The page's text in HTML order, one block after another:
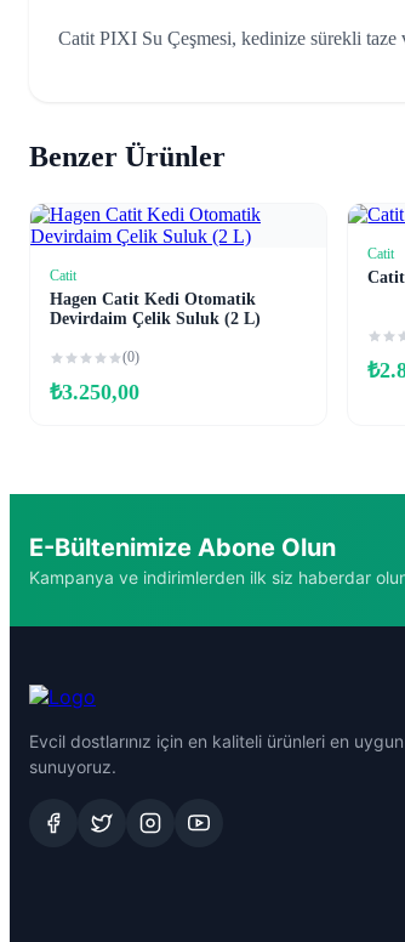
Catit PIXI Su Çeşmesi, kedinize sürekli taze
Benzer Ürünler
Catit
Hagen Catit Kedi Otomatik
Devirdaim Çelik Suluk (2 L)
(0)
₺3.250,00
Catit
₺
E-Bültenimize Abone Olun
Kampanya ve indirimlerden ilk siz haberdar
Evcil dostlarınız için en kaliteli ürünleri en
sunuyoruz.